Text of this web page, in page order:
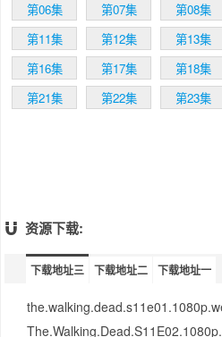
第06集
第07集 第08集
第11集
第12集 第13集
第16集
第17集 第18集
第21集
第22集 第23集
资源下载:
下载地址三 下载地址二 下载地址一